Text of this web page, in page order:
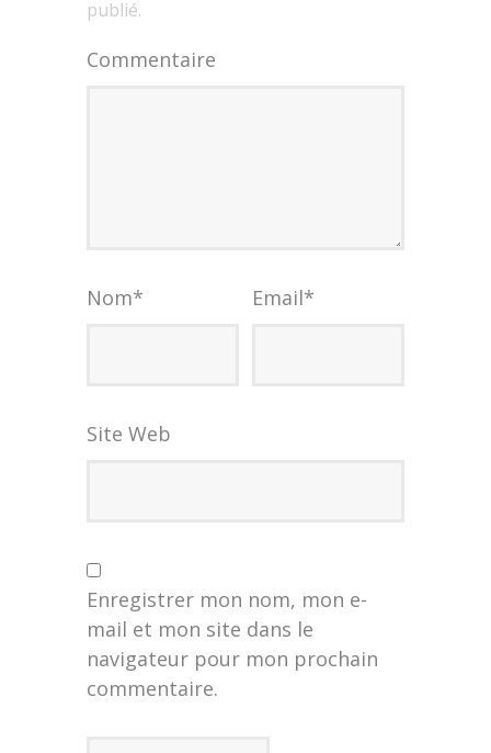
publié.
Commentaire
Nom* Email*
Site Web
Enregistrer mon nom, mon e-
mail et mon site dans le
navigateur pour mon prochain
commentaire.